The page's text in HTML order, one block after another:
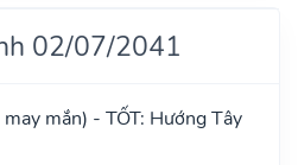
02/07/2041
mắn) - TỐT: Hướng Tây